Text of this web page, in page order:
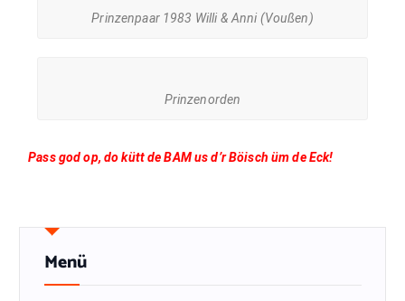
Prinzenpaar 1983 Willi & Anni (Voußen)
Prinzenorden
Pass god op, do kütt de BAM us d’r Böisch üm deEck!
Menü